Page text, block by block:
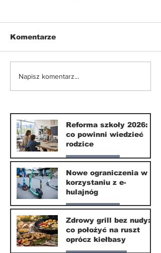
Nowe ograniczenia w
Komentarze
Napisz komentarz...
Reforma szkoły 2026:
co powinni wiedzieć
rodzice
Nasze miasto
10 lip
Nowe ograniczenia w
korzystaniu z e-
hulajnóg
Nasze miasto
3 lip
Zdrowy grill bez nudy:
co położyć na ruszt
oprócz kiełbasy